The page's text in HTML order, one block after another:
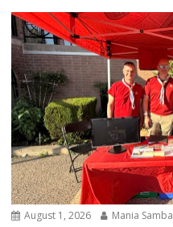
August 1, 2026 Mania Samba